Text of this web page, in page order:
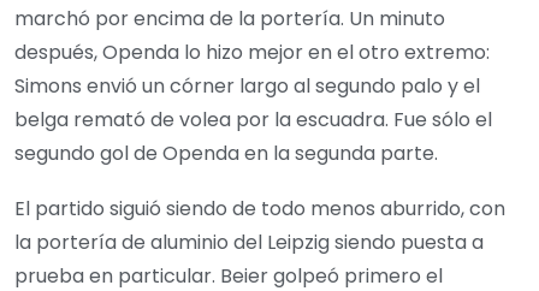
marchó por encima de la portería. Un minuto
después, Openda lo hizo mejor en el otro extremo:
Simons envió un córner largo al segundo palo y el
belga remató de volea por la escuadra. Fue sólo el
segundo gol de Openda en la segunda parte.
El partido siguió siendo de todo menos aburrido, con
la portería de aluminio del Leipzig siendo puesta a
prueba en particular. Beier golpeó primero el